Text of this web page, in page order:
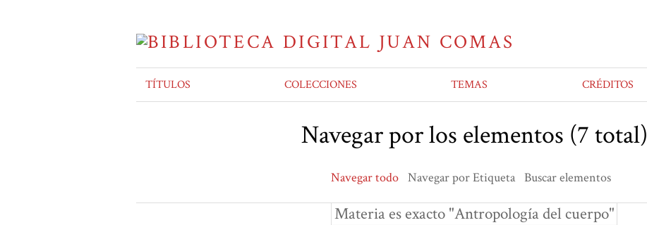
TÍTULOS COLECCIONES TEMAS CRÉDITOS
Navegar por los elementos (7 total)
Navegar todo Navegar por Etiqueta Buscar elementos
Materia es exacto "Antropología del cuerpo"